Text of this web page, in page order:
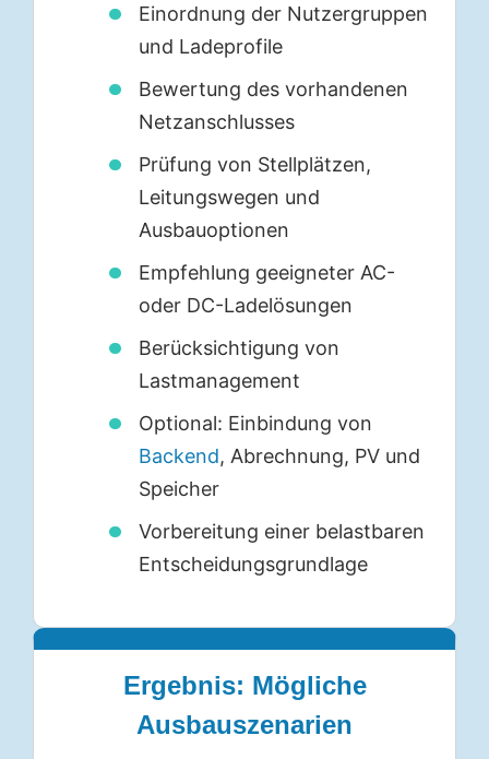
Einordnung der Nutzergruppen
und Ladeprofile
Bewertung des vorhandenen
Netzanschlusses
Prüfung von Stellplätzen,
Leitungswegen und
Ausbauoptionen
Empfehlung geeigneter AC-
oder DC-Ladelösungen
Berücksichtigung von
Lastmanagement
Optional: Einbindung von
Backend, Abrechnung, PV und
Speicher
Vorbereitung einer belastbaren
Entscheidungsgrundlage
Ergebnis: Mögliche
Ausbauszenarien